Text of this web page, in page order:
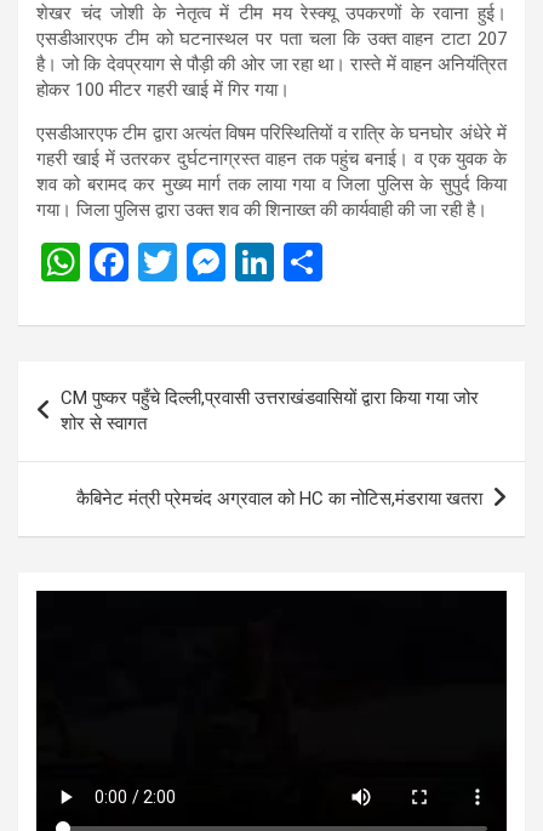
शेखर चंद जोशी के नेतृत्व में टीम मय रेस्क्यू उपकरणों के रवाना हुई।
एसडीआरएफ टीम को घटनास्थल पर पता चला कि उक्त वाहन टाटा 207
है। जो कि देवप्रयाग से पौड़ी की ओर जा रहा था। रास्ते में वाहन अनियंत्रित
होकर 100 मीटर गहरी खाई में गिर गया।
एसडीआरएफ टीम द्वारा अत्यंत विषम परिस्थितियों व रात्रि के घनघोर अंधेरे में
गहरी खाई में उतरकर दुर्घटनाग्रस्त वाहन तक पहुंच बनाई। व एक युवक के
शव को बरामद कर मुख्य मार्ग तक लाया गया व जिला पुलिस के सुपुर्द किया
गया। जिला पुलिस द्वारा उक्त शव की शिनाख्त की कार्यवाही की जा रही है।
W
at
s
A
p
p
F
ce
b
o
o
k
T
tt
er
M
se
n
g
er
Li
ke
dI
n
ar
e
navigation
CM पुष्कर पहुँचे दिल्ली,प्रवासी उत्तराखंडवासियों द्वारा किया गया जोर
शोर से स्वागत
कैबिनेट मंत्री प्रेमचंद अग्रवाल को HC का नोटिस,मंडराया खतरा